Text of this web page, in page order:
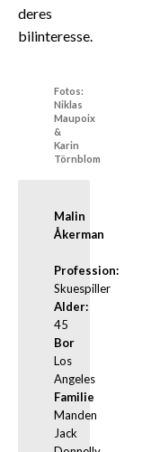
deres
bilinteresse.
Fotos:
Niklas
Maupoix
&
Karin
Törnblom
Malin
Profession:
Alder:
Bor
Los
Familie
Manden
Jack